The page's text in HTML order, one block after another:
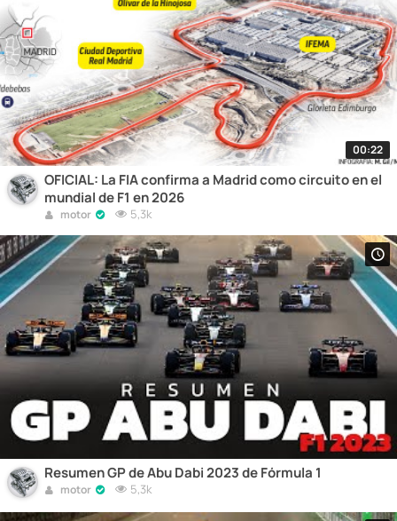
00:22
OFICIAL: La FIA confirma a Madrid como circuito en el
mundial de F1 en 2026
motor 5,3k
Resumen GP de Abu Dabi 2023 de Fórmula 1
motor 5,3k